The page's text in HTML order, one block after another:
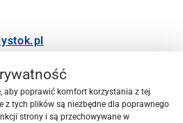
aby poprawić komfort korzystania z tej
z tych plików są niezbędne dla poprawnego
strony i są przechowywane w